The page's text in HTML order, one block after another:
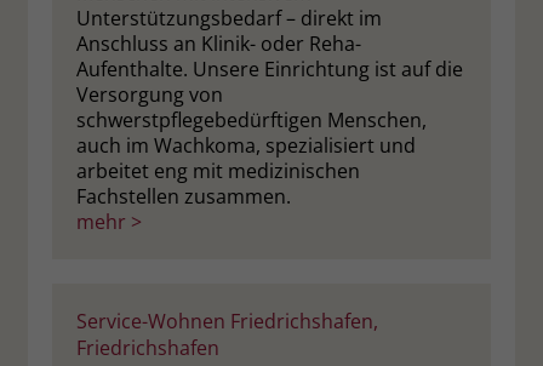
Unterstützungsbedarf – direkt im
Anschluss an Klinik- oder Reha-
Aufenthalte. Unsere Einrichtung ist auf die
Versorgung von
schwerstpflegebedürftigen Menschen,
auch im Wachkoma, spezialisiert und
arbeitet eng mit medizinischen
Fachstellen zusammen.
mehr >
Service-Wohnen Friedrichshafen,
Friedrichshafen